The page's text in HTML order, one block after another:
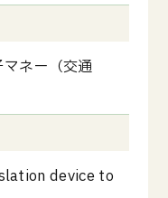
ネー（交通
device to